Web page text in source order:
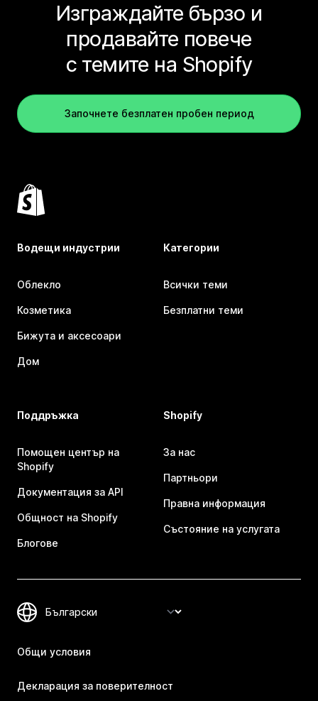
Изграждайте бързо и
продавайте повече
с темите на Shopify
Започнете безплатен пробен период
Водещи индустрии
Облекло
Козметика
Бижута и аксесоари
Дом
Категории
Всички теми
Безплатни теми
Поддръжка
Помощен център на
Shopify
Документация за API
Общност на Shopify
Блогове
Shopify
За нас
Партньори
Правна информация
Състояние на услугата
Общи условия
Декларация за поверителност